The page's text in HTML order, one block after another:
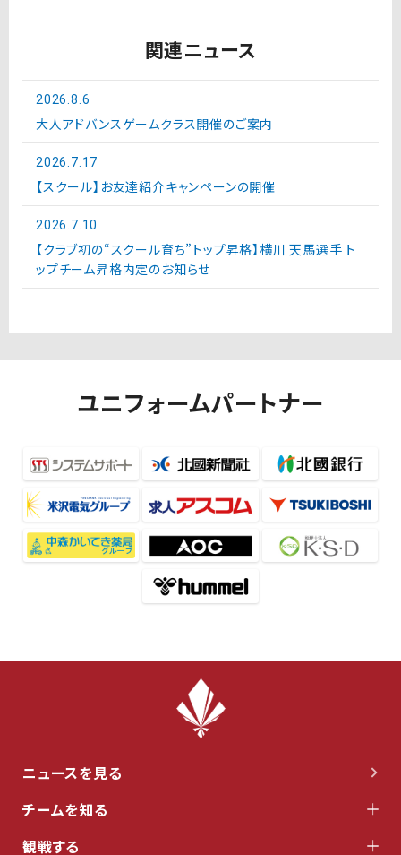
関連ニュース
2026.8.6
大人アドバンスゲームクラス開催のご案内
2026.7.17
【スクール】お友達紹介キャンペーンの開催
2026.7.10
【クラブ初の“スクール育ち”トップ昇格】横川 天馬選手 ト
ップチーム昇格内定のお知らせ
ユニフォームパートナー
ニュースを見る
チームを知る
観戦する